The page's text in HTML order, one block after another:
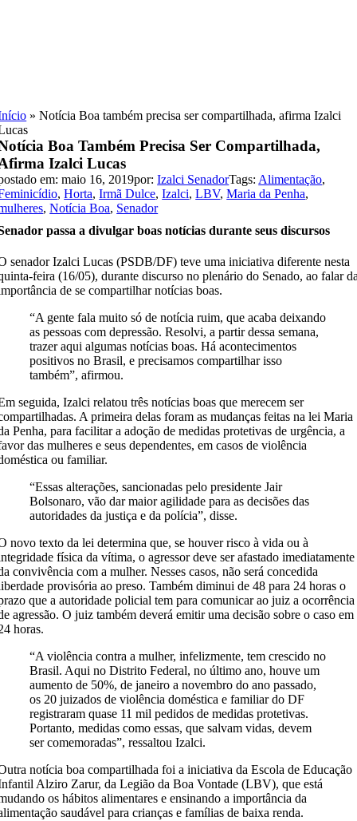
»Notícia Boa também precisa ser compartilhada, afirma Izalci
Boa Também Precisa Ser Compartilhada,
Izalci Lucas
em: maio 16, 2019por:Izalci SenadorTags: Alimentação,
,Horta,Irmã Dulce,Izalci,LBV,Maria da Penha,
,Notícia Boa, Senador
passa a divulgar boas notícias durante seus discursos
senador Izalci Lucas (PSDB/DF) teve uma iniciativa diferente nesta
feira (16/05), durante discurso no plenário do Senado, ao falar
de se compartilhar notícias boas.
“A gente fala muito só de notícia ruim, que acaba deixando
as pessoas com depressão. Resolvi, a partir dessa semana,
trazer aqui algumas notícias boas. Há acontecimentos
positivos no Brasil, e precisamos compartilhar isso
também”, afirmou.
seguida, Izalci relatou três notícias boas que merecem ser
A primeira delas foram as mudanças feitas na lei Maria
Penha, para facilitar a adoção de medidas protetivas de urgência, a
das mulheres e seus dependentes, em casos de violência
ou familiar.
“Essas alterações, sancionadas pelo presidente Jair
Bolsonaro, vão dar maior agilidade para as decisões das
autoridades da justiça e da polícia”, disse.
novo texto da lei determina que, se houver risco à vida ou à
física da vítima, o agressor deve ser afastado imediatamente
convivência com a mulher. Nesses casos, não será concedida
provisória ao preso. Também diminui de 48 para 24 horas o
que a autoridade policial tem para comunicar ao juiz a ocorrência
agressão. O juiz também deverá emitir uma decisão sobre o caso em
horas.
“A violência contra a mulher, infelizmente, tem crescido no
Brasil. Aqui no Distrito Federal, no último ano, houve um
aumento de 50%, de janeiro a novembro do ano passado,
os 20 juizados de violência doméstica e familiar do DF
registraram quase 11 mil pedidos de medidas protetivas.
Portanto, medidas como essas, que salvam vidas, devem
ser comemoradas”, ressaltou Izalci.
notícia boa compartilhada foi a iniciativa da Escola de Educação
Alziro Zarur, da Legião da Boa Vontade (LBV), que está
os hábitos alimentares e ensinando a importância da
saudável para crianças e famílias de baixa renda.